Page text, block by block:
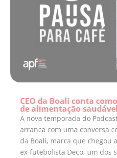
CEO da Boali conta
de alimentação
A nova temporada do
arranca com uma conversa
da Boali, marca que chegou
ex-futebolista Deco, um dos